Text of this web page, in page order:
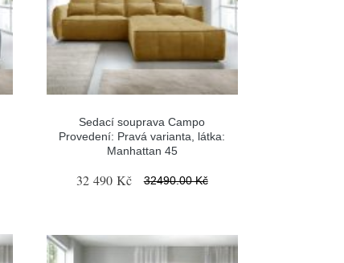
Sedací souprava Campo
Provedení: Pravá varianta, látka:
Manhattan 45
32 490 Kč 32490.00 Kč